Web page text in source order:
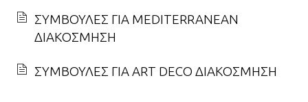
ΣΥΜΒΟΥΛΕΣ ΓΙΑ MEDITERRANEAN
ΔΙΑΚΟΣΜΗΣΗ
ΣΥΜΒΟΥΛΕΣ ΓΙΑ ART DECO ΔΙΑΚΟΣΜΗΣΗ